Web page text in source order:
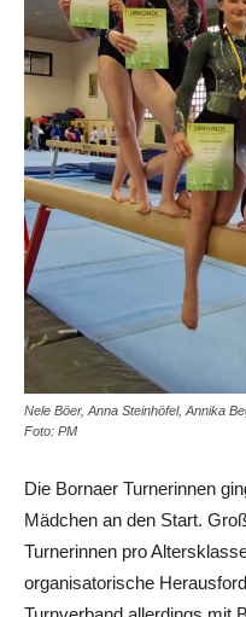
Nele Böer, Anna Steinhöfel, Annika
Foto: PM
Die Bornaer Turnerinnen
Mädchen an den Start.
Turnerinnen pro
organisatorische